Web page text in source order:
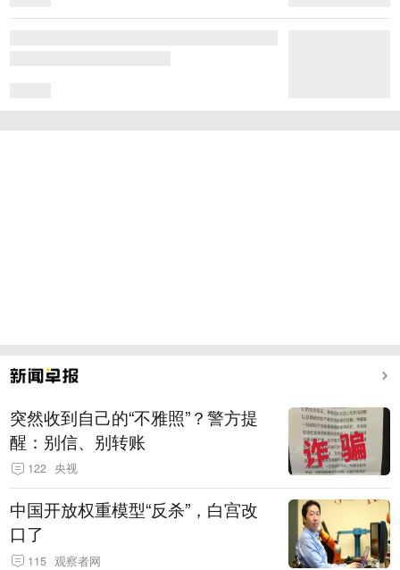
突然收到自己的“不雅照”？警方提
醒：别信、别转账
122 央视
中国开放权重模型“反杀”，白宫改
口了
115 观察者网